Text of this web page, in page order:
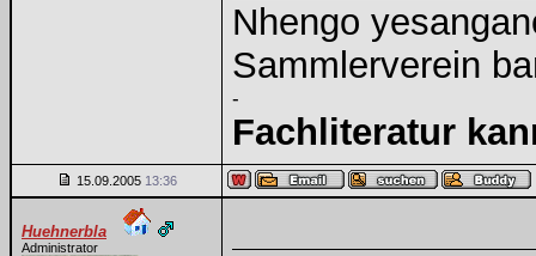
Nhengo
Sammlerverein
-
Fachliteratur
15.09.2005 13:36
Huehnerbla
Administrator